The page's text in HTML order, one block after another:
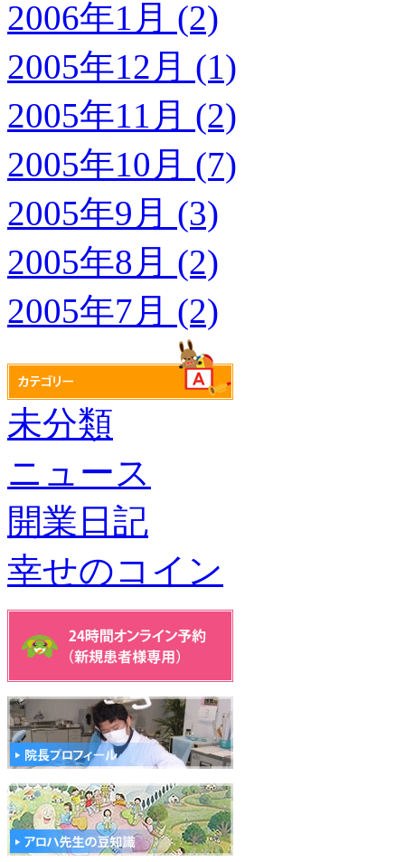
2006年1月 (2)
2005年12月 (1)
2005年11月 (2)
2005年10月 (7)
2005年9月 (3)
2005年8月 (2)
2005年7月 (2)
未分類
ニュース
開業日記
幸せのコイン